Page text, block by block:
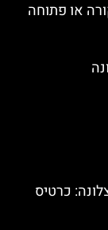
או פתוחה
כרטיס